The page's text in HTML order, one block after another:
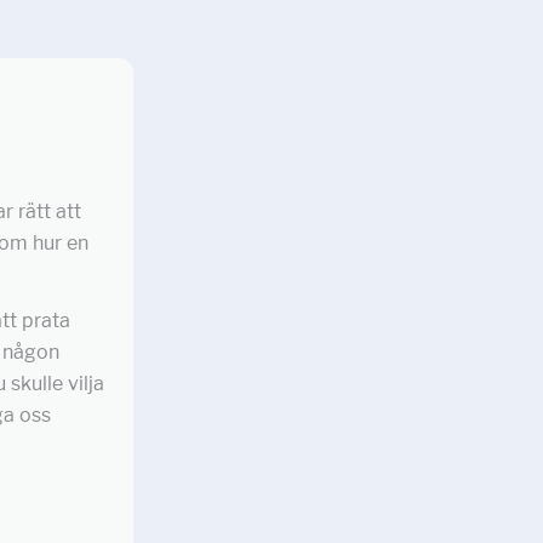
rätt att
hur en
prata
skulle vilja
oss